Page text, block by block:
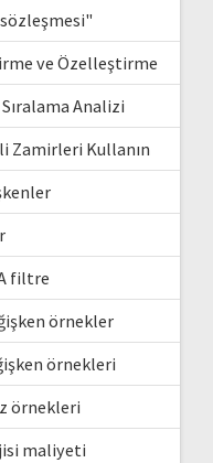
ve Özelleştirme
Analizi
Zamirleri Kullanın
filtre
örnekler
örnekleri
örnekleri
maliyeti